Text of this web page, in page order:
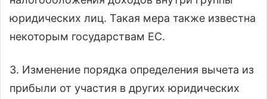
юридических лиц. Такая мера также известна
некоторым государствам ЕС.
3. Изменение порядка определения вычета из
прибыли от участия в других юридических